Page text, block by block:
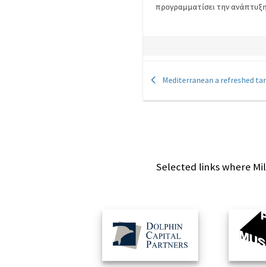
προγραμματίσει την
Mediterranean a refreshed
Selected links where